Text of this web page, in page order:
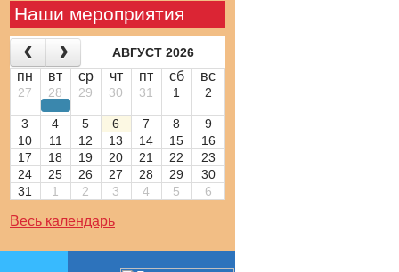
Наши мероприятия
АВГУСТ 2026
пн вт ср чт пт сб вс
27 28 29 30 31 1 2
3 4 5 6 7 8
9
10
11 12 13 14 15
16
17
18 19 20 21 22
23
24
25 26 27 28 29
30
31
1 2 3 4 5 6
Весь календарь